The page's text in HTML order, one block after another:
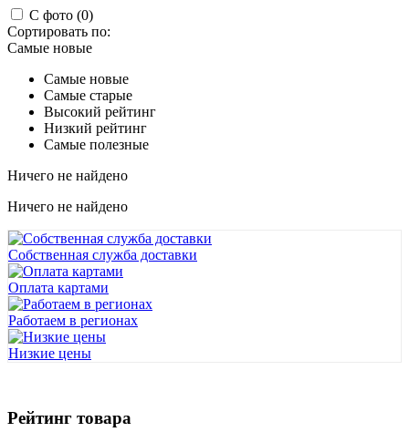
С фото (0)
Сортировать по:
Самые новые
Самые новые
Самые старые
Высокий рейтинг
Низкий рейтинг
Самые полезные
Ничего не найдено
Ничего не найдено
Собственная служба доставки
Оплата картами
Работаем в регионах
Низкие цены
Рейтинг товара